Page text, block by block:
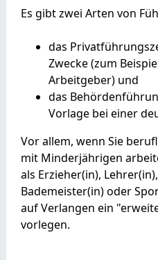
Es gibt zwei Arten von
das
Zwecke(zum
Arbeitgeber) und
das
Vorlage bei einer
Vor allem, wenn Sie
mit Minderjährigen
als Erzieher(in),
Bademeister(in) oder
auf Verlangen ein
vorlegen.